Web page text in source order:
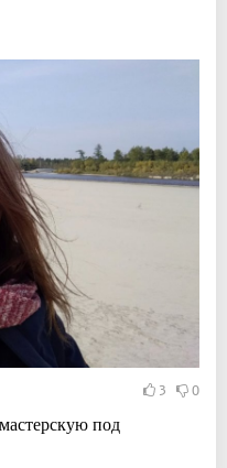
3 0
под